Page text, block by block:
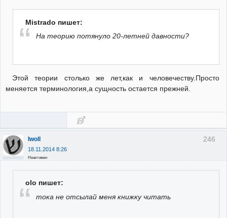
Mistrado пишет:
На теорию потянуло 20-летней давности?
Этой теории столько же лет,как и человечеству.Просто
меняется терминология,а сущность остается прежней.
246
Iwoll
18.11.2014 8:26
Неактивен
olo пишет:
тока не отсылай меня книжку читать